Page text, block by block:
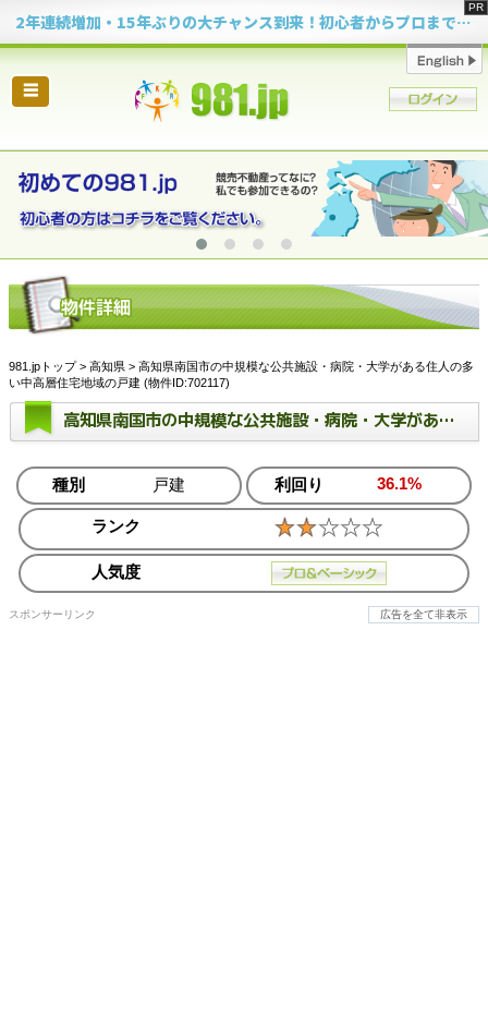
2年連続増加・15年ぶりの大チャンス到来！初心者からプロまで網羅する「競売不動産・超実践投資セミナー」♦神奈川県 横浜 in 神奈川
☰
981.jpトップ> 高知県 > 高知県南国市の中規模な公共施設・病院・大学がある住人の多
い中高層住宅地域の戸建 (物件ID:702117)
高知県南国市の中規模な公共施設・病院・大学がある住人の多い中高層住宅地域の戸建
種別 戸建 利回り 36.1%
ランク
人気度
スポンサーリンク 広告を全て非表示